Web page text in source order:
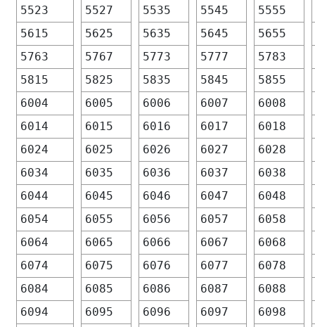
5523 5527 5535 5545
5555
5615
5625 5635 5645
5655
5763
5767 5773 5777
5783
5815
5825 5835 5845
5855
6004
6005 6006 6007
6008
6014
6015 6016 6017
6018
6024
6025 6026 6027
6028
6034
6035 6036 6037
6038
6044
6045 6046 6047
6048
6054
6055 6056 6057
6058
6064
6065 6066 6067
6068
6074
6075 6076 6077
6078
6084
6085 6086 6087
6088
6094
6095 6096 6097
6098